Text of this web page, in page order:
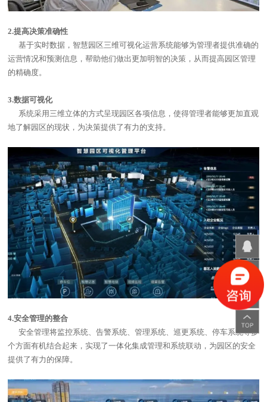
2.提高决策准确性
基于实时数据，智慧园区三维可视化运营系统能够为管理者提供准确的
运营情况和预测信息，帮助他们做出更加明智的决策，从而提高园区管理
的精确度。
3.数据可视化
系统采用三维立体的方式呈现园区各项信息，使得管理者能够更加直观
地了解园区的现状，为决策提供了有力的支持。
4.安全管理的整合
安全管理将监控系统、告警系统、管理系统、巡更系统、停车系统等多
个方面有机结合起来，实现了一体化集成管理和系统联动，为园区的安全
提供了有力的保障。